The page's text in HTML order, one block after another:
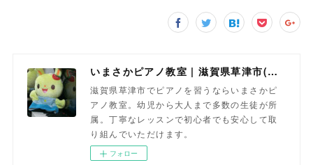
いまさかピアノ教室 | 滋賀県草津市(南草津)のピアノ教室
滋賀県草津市でピアノを習うならいまさかピ
アノ教室。幼児から大人まで多数の生徒が所
属。丁寧なレッスンで初心者でも安心して取
り組んでいただけます。
フォロー